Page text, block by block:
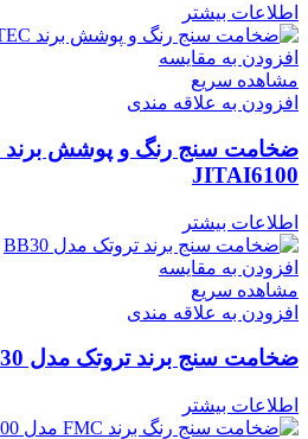
اطلاعات بیشتر
افزودن به مقایسه
مشاهده سریع
افزودن به علاقه مندی
JITAI6100
اطلاعات بیشتر
افزودن به مقایسه
مشاهده سریع
افزودن به علاقه مندی
ضخامت سنج برند تروتک مدل BB30
اطلاعات بیشتر